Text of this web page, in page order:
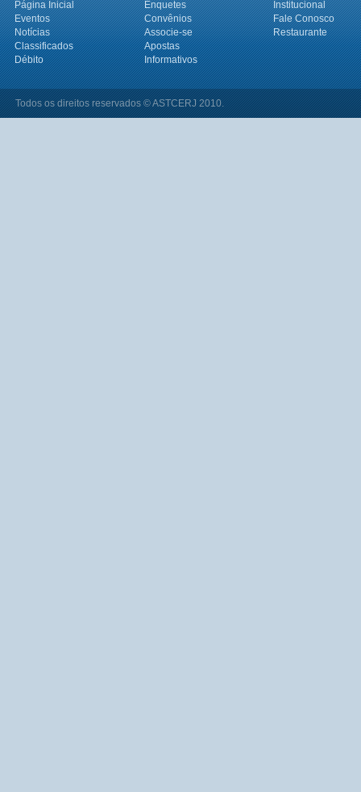
Página Inicial Enquetes
Institucional
Eventos
Convênios
Fale Conosco
Notícias
Associe-se
Restaurante
Classificados
Apostas
Débito
Informativos
Todos os direitos reservados © ASTCERJ 2010.